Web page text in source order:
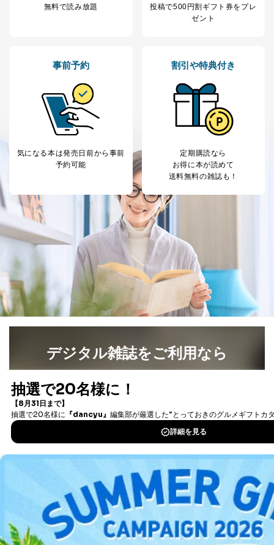
無料で読み放題
投稿で500円割ギフト券をプレ
ゼント
事前予約
気になる本は発売日前から事前
予約可能
割引や特典付き
定期購読なら
お得に本が読めて
送料無料の雑誌も！
デジタル雑誌をご利用なら
書籍）が無料で読み放題！
DOWNLOAD FOR IOS
DOWNLOAD FOR ANDROID
ご利用方法はこちら